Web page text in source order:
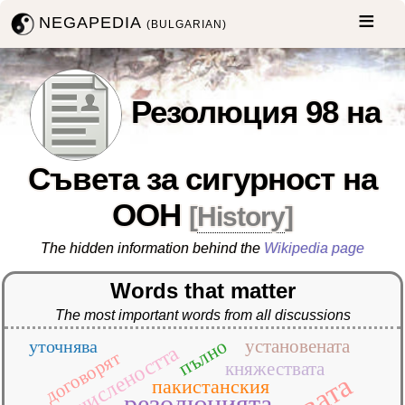
NEGAPEDIA(BULGARIAN)
Резолюция 98 на
Съвета за сигурност на
ООН [History]
The hidden information behind the Wikipedia page
Words that matter
The most important words from all discussions
численосттапакистанския
пълно
договорят княжествата
установената
уточнява